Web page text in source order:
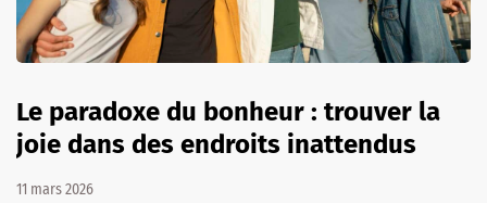
Le paradoxe du bonheur : trouver la
joie dans des endroits inattendus
11 mars 2026